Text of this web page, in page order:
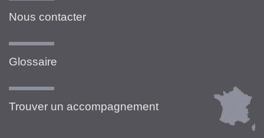
Nous contacter
Glossaire
Trouver un accompagnement